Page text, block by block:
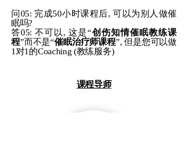
问05: 完成50小时课程后, 可以为别人做催
眠吗?
答05: 不可以, 这是“创伤知情催眠教练课
程”而不是“催眠治疗师课程”, 但是您可以做
1对1的Coaching (教练服务)
课程导师